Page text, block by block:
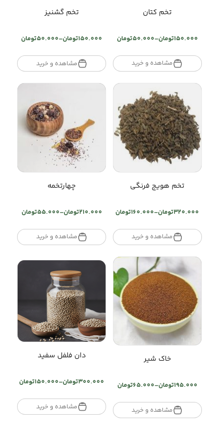
تخم کتان
تومان150.000
– تومان50.000
Price
تومان50.000
through
مشاهده و خرید
تخم گشنیز
تومان150.000
– تومان50.000
Price
تومان50.000
through
تومان150.000
مشاهده و خرید
تخم هویج فرنگی
تومان320.000
– تومان160.000
Price
تومان160.000
through
تومان320.000
مشاهده و خرید
چهارتخمه
تومان210.000
– تومان55.000
Price
تومان55.000
through
مشاهده و خرید
خاک شیر
تومان195.000
– تومان65.000
Price
تومان65.000
through
مشاهده و خرید
دان فلفل سفید
تومان300.000
– تومان150.000
Price
تومان150.000
through
مشاهده و خرید